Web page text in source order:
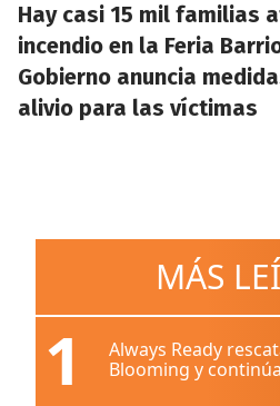
Hay casi 15 mil familias
incendio en la Feria
Gobierno anuncia
alivio para las víctimas
MÁS
1
Always Ready
Blooming y